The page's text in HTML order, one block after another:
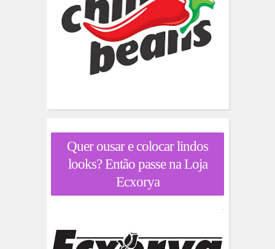
Quer ousar e colocar lindos
looks? Então passe na Loja
Ecxorya